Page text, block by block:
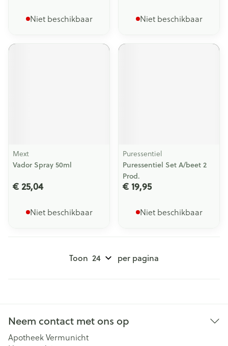
Niet beschikbaar Niet beschikbaar
Mext
Vador Spray 50ml
€ 25,04
Niet beschikbaar
Puressentiel
Puressentiel Set A/beet 2
Prod.
€ 19,95
Niet beschikbaar
Toon per pagina
Neem contact met ons op
Apotheek Vermunicht